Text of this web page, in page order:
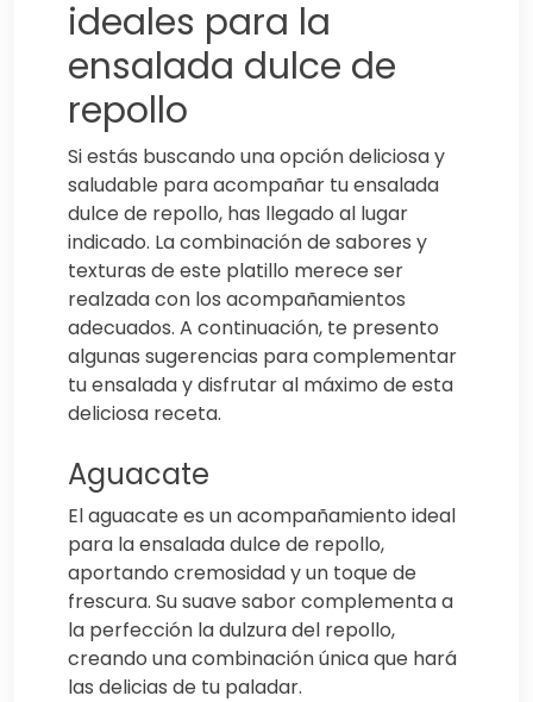
ideales para la
ensalada dulce de
repollo
Si estás buscando una opción deliciosa y
saludable para acompañar tu ensalada
dulce de repollo, has llegado al lugar
indicado. La combinación de sabores y
texturas de este platillo merece ser
realzada con los acompañamientos
adecuados. A continuación, te presento
algunas sugerencias para complementar
tu ensalada y disfrutar al máximo de esta
deliciosa receta.
Aguacate
El aguacate es un acompañamiento ideal
para la ensalada dulce de repollo,
aportando cremosidad y un toque de
frescura. Su suave sabor complementa a
la perfección la dulzura del repollo,
creando una combinación única que hará
las delicias de tu paladar.